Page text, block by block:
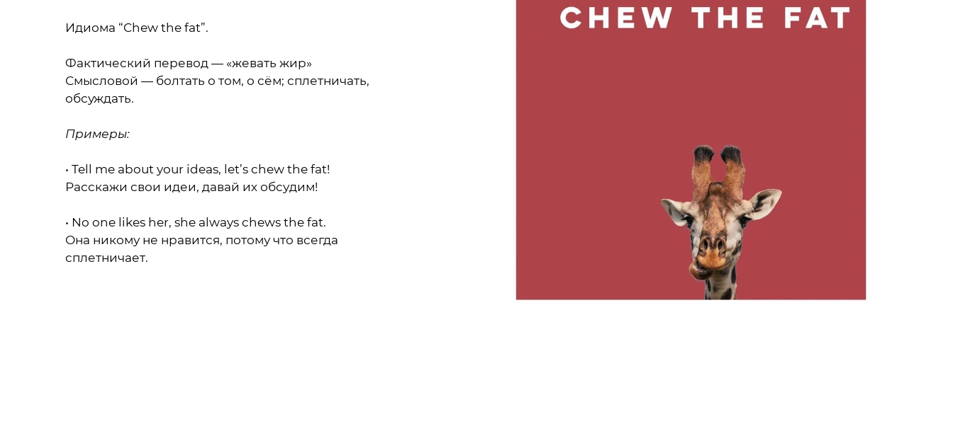
Идиома “Chew the fat”.
Фактический перевод — «жевать жир»
Смысловой — болтать о том, о сём; сплетничать,
обсуждать.⠀⠀⠀⠀⠀⠀⠀⠀⠀
Примеры:
• Tell me about your ideas, let’s chew the fat!
Расскажи свои идеи, давай их обсудим!
• No one likes her, she always chews the fat.
Она никому не нравится, потому что всегда
сплетничает.⠀⠀⠀⠀⠀⠀⠀⠀⠀